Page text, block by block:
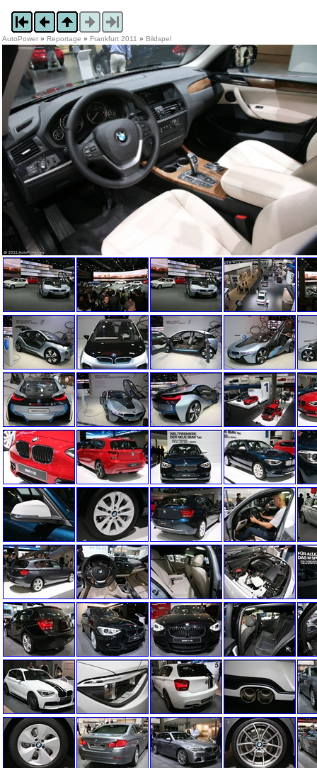
AutoPower » Reportage » Frankfurt 2011 » Bildspel